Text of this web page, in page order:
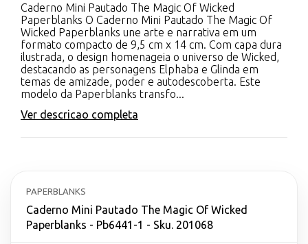
Caderno Mini Pautado The Magic Of Wicked
Paperblanks O Caderno Mini Pautado The Magic Of
Wicked Paperblanks une arte e narrativa em um
formato compacto de 9,5 cm x 14 cm. Com capa dura
ilustrada, o design homenageia o universo de Wicked,
destacando as personagens Elphaba e Glinda em
temas de amizade, poder e autodescoberta. Este
modelo da Paperblanks transfo...
Ver descricao completa
PAPERBLANKS
Caderno Mini Pautado The Magic Of Wicked
Paperblanks - Pb6441-1 - Sku. 201068